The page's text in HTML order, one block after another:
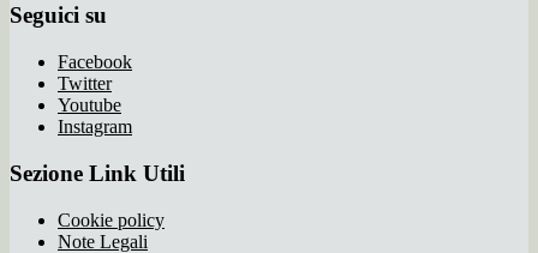
Seguici su
Facebook
Twitter
Youtube
Instagram
Sezione Link Utili
Cookie policy
Note Legali